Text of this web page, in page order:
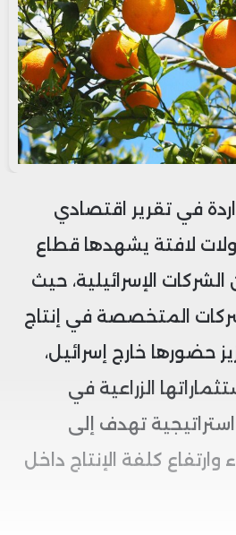
في تقرير اقتصادي
لافتة يشهدها قطاع
الإسرائيلية، حيث
المتخصصة في إنتاج
حضورها خارج إسرائيل،
الزراعية في
تهدف إلى
وارتفاع كلفة الإنتاج داخل